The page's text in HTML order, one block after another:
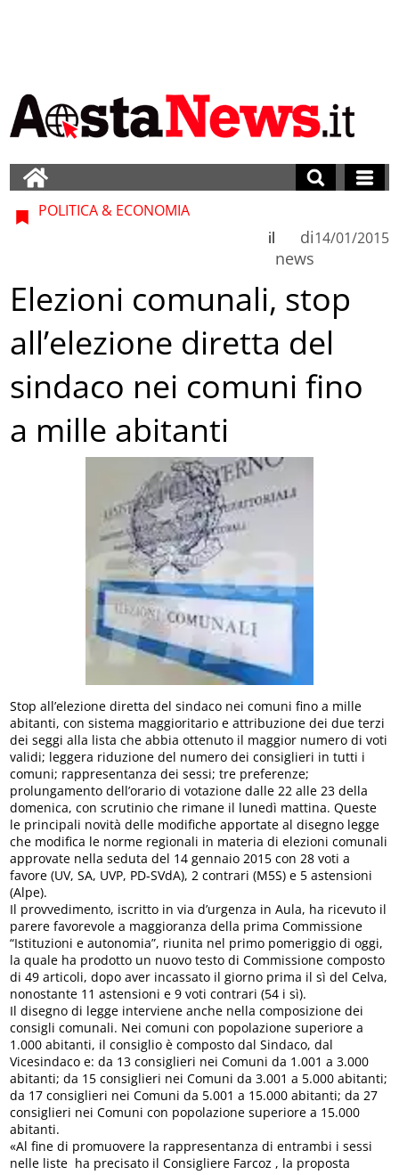
POLITICA & ECONOMIA
di
news
il 14/01/2015
Elezioni comunali, stop
all’elezione diretta del
sindaco nei comuni fino
a mille abitanti
Stop all’elezione diretta del sindaco nei comuni fino a mille
abitanti, con sistema maggioritario e attribuzione dei due terzi
dei seggi alla lista che abbia ottenuto il maggior numero di voti
validi; leggera riduzione del numero dei consiglieri in tutti i
comuni; rappresentanza dei sessi; tre preferenze;
prolungamento dell’orario di votazione dalle 22 alle 23 della
domenica, con scrutinio che rimane il lunedì mattina. Queste
le principali novità delle modifiche apportate al disegno legge
che modifica le norme regionali in materia di elezioni comunali
approvate nella seduta del 14 gennaio 2015 con 28 voti a
favore (UV, SA, UVP, PD-SVdA), 2 contrari (M5S) e 5 astensioni
(Alpe).
Il provvedimento, iscritto in via d’urgenza in Aula, ha ricevuto il
parere favorevole a maggioranza della prima Commissione
“Istituzioni e autonomia”, riunita nel primo pomeriggio di oggi,
la quale ha prodotto un nuovo testo di Commissione composto
di 49 articoli, dopo aver incassato il giorno prima il sì del Celva,
nonostante 11 astensioni e 9 voti contrari (54 i sì).
Il disegno di legge interviene anche nella composizione dei
consigli comunali. Nei comuni con popolazione superiore a
1.000 abitanti, il consiglio è composto dal Sindaco, dal
Vicesindaco e: da 13 consiglieri nei Comuni da 1.001 a 3.000
abitanti; da 15 consiglieri nei Comuni da 3.001 a 5.000 abitanti;
da 17 consiglieri nei Comuni da 5.001 a 15.000 abitanti; da 27
consiglieri nei Comuni con popolazione superiore a 15.000
abitanti.
«Al fine di promuovere la rappresentanza di entrambi i sessi
nelle liste  ha precisato il Consigliere Farcoz , la proposta